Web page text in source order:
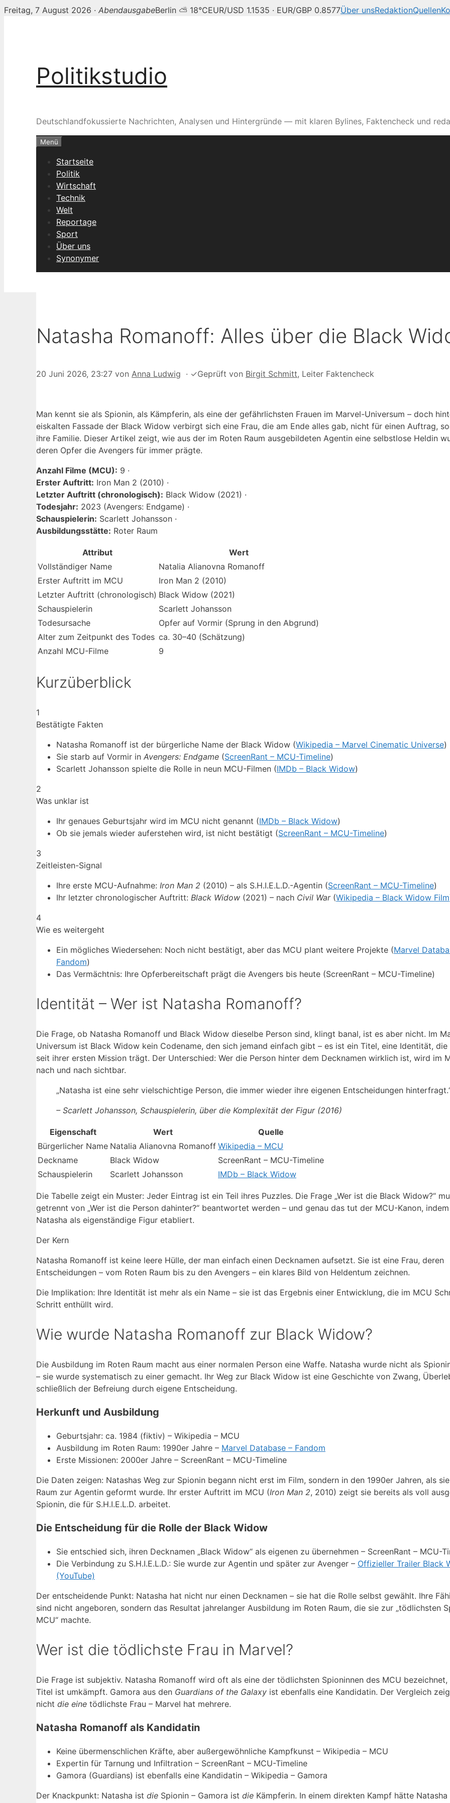
Freitag, 7 August 2026 · AbendausgabeBerlin ⛅ 18°CEUR/USD 1.1535 · EUR/GBP 0.8577Über unsRedaktionQuellen
Politikstudio
Deutschlandfokussierte Nachrichten, Analysen und Hintergründe — mit klaren Bylines, Faktencheck und
Menü
Startseite
Politik
Wirtschaft
Technik
Welt
Reportage
Sport
Über uns
Synonymer
Natasha Romanoff: Alles über die Black
20 Juni 2026, 23:27 von Anna Ludwig · ✓Geprüft von Birgit Schmitt, Leiter Faktencheck
Man kennt sie als Spionin, als Kämpferin, als eine der gefährlichsten Frauen im Marvel-Universum – doch
eiskalten Fassade der Black Widow verbirgt sich eine Frau, die am Ende alles gab, nicht für einen Auftrag,
ihre Familie. Dieser Artikel zeigt, wie aus der im Roten Raum ausgebildeten Agentin eine selbstlose Heldin
deren Opfer die Avengers für immer prägte.
Anzahl Filme (MCU): 9 ·
Erster Auftritt: Iron Man 2 (2010) ·
Letzter Auftritt (chronologisch): Black Widow (2021) ·
Todesjahr: 2023 (Avengers: Endgame) ·
Schauspielerin: Scarlett Johansson ·
Ausbildungsstätte: Roter Raum
Attribut
Wert
Vollständiger Name
Natalia Alianovna Romanoff
Erster Auftritt im MCU
Iron Man 2 (2010)
Letzter Auftritt (chronologisch) Black Widow (2021)
Schauspielerin
Scarlett Johansson
Todesursache
Opfer auf Vormir (Sprung in den Abgrund)
Alter zum Zeitpunkt des Todes ca. 30–40 (Schätzung)
Anzahl MCU-Filme
9
Kurzüberblick
1
Bestätigte Fakten
Natasha Romanoff ist der bürgerliche Name der Black Widow (Wikipedia – Marvel Cinematic Universe)
Sie starb auf Vormir in Avengers: Endgame (ScreenRant – MCU-Timeline)
Scarlett Johansson spielte die Rolle in neun MCU-Filmen (IMDb – Black Widow)
2
Was unklar ist
Ihr genaues Geburtsjahr wird im MCU nicht genannt (IMDb – Black Widow)
Ob sie jemals wieder auferstehen wird, ist nicht bestätigt (ScreenRant – MCU-Timeline)
3
Zeitleisten-Signal
Ihre erste MCU-Aufnahme: Iron Man 2 (2010) – als S.H.I.E.L.D.-Agentin (ScreenRant – MCU-Timeline)
Ihr letzter chronologischer Auftritt: Black Widow (2021) – nach Civil War(Wikipedia – Black Widow Film
4
Wie es weitergeht
Ein mögliches Wiedersehen: Noch nicht bestätigt, aber das MCU plant weitere Projekte (Marvel
Fandom)
Das Vermächtnis: Ihre Opferbereitschaft prägt die Avengers bis heute (ScreenRant – MCU-Timeline)
Identität – Wer ist Natasha Romanoff?
Die Frage, ob Natasha Romanoff und Black Widow dieselbe Person sind, klingt banal, ist es aber nicht. Im
Universum ist Black Widow kein Codename, den sich jemand einfach gibt – es ist ein Titel, eine Identität, die
seit ihrer ersten Mission trägt. Der Unterschied: Wer die Person hinter dem Decknamen wirklich ist, wird im
nach und nach sichtbar.
„Natasha ist eine sehr vielschichtige Person, die immer wieder ihre eigenen Entscheidungen
– Scarlett Johansson, Schauspielerin, über die Komplexität der Figur (2016)
Eigenschaft Wert
Quelle
Bürgerlicher Name Natalia Alianovna Romanoff Wikipedia – MCU
Deckname
Black Widow
ScreenRant – MCU-Timeline
Schauspielerin
Scarlett Johansson IMDb – Black Widow
Die Tabelle zeigt ein Muster: Jeder Eintrag ist ein Teil ihres Puzzles. Die Frage „Wer ist die Black Widow?“
getrennt von „Wer ist die Person dahinter?“ beantwortet werden – und genau das tut der MCU-Kanon,
Natasha als eigenständige Figur etabliert.
Der Kern
Natasha Romanoff ist keine leere Hülle, der man einfach einen Decknamen aufsetzt. Sie ist eine Frau, deren
Entscheidungen – vom Roten Raum bis zu den Avengers – ein klares Bild von Heldentum zeichnen.
Die Implikation: Ihre Identität ist mehr als ein Name – sie ist das Ergebnis einer Entwicklung, die im MCU
Schritt enthüllt wird.
Wie wurde Natasha Romanoff zur Black Widow?
Die Ausbildung im Roten Raum macht aus einer normalen Person eine Waffe. Natasha wurde nicht als
– sie wurde systematisch zu einer gemacht. Ihr Weg zur Black Widow ist eine Geschichte von Zwang,
schließlich der Befreiung durch eigene Entscheidung.
Herkunft und Ausbildung
Geburtsjahr: ca. 1984 (fiktiv) – Wikipedia – MCU
Ausbildung im Roten Raum: 1990er Jahre – Marvel Database – Fandom
Erste Missionen: 2000er Jahre – ScreenRant – MCU-Timeline
Die Daten zeigen: Natashas Weg zur Spionin begann nicht erst im Film, sondern in den 1990er Jahren, als
Raum zur Agentin geformt wurde. Ihr erster Auftritt im MCU (Iron Man 2, 2010) zeigt sie bereits als voll
Spionin, die für S.H.I.E.L.D. arbeitet.
Die Entscheidung für die Rolle der Black Widow
Sie entschied sich, ihren Decknamen „Black Widow“ als eigenen zu übernehmen – ScreenRant – MCU-
Die Verbindung zu S.H.I.E.L.D.: Sie wurde zur Agentin und später zur Avenger – Offizieller Trailer Black
(YouTube)
Der entscheidende Punkt: Natasha hat nicht nur einen Decknamen – sie hat die Rolle selbst gewählt. Ihre
sind nicht angeboren, sondern das Resultat jahrelanger Ausbildung im Roten Raum, die sie zur „tödlichsten
MCU“ machte.
Wer ist die tödlichste Frau in Marvel?
Die Frage ist subjektiv. Natasha Romanoff wird oft als eine der tödlichsten Spioninnen des MCU
Titel ist umkämpft. Gamora aus den Guardians of the Galaxy ist ebenfalls eine Kandidatin. Der Vergleich
nicht die eine tödlichste Frau – Marvel hat mehrere.
Natasha Romanoff als Kandidatin
Keine übermenschlichen Kräfte, aber außergewöhnliche Kampfkunst – Wikipedia – MCU
Expertin für Tarnung und Infiltration – ScreenRant – MCU-Timeline
Gamora (Guardians) ist ebenfalls eine Kandidatin – Wikipedia – Gamora
Der Knackpunkt: Natasha ist die Spionin – Gamora ist die Kämpferin. In einem direkten Kampf hätte Natasha